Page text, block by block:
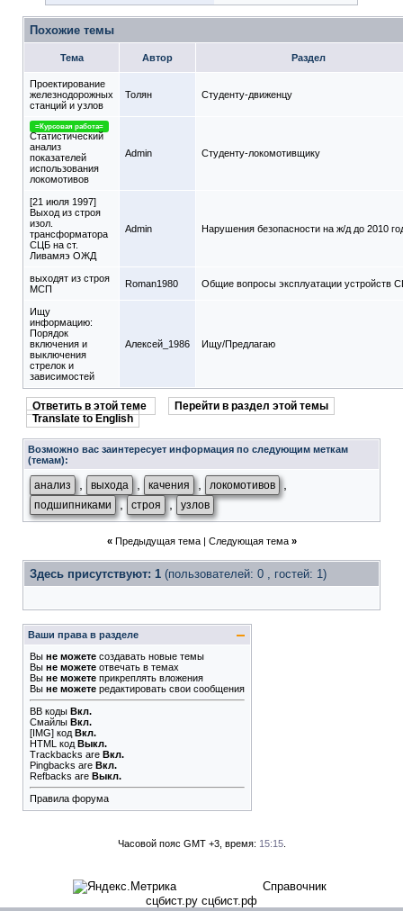
Похожие темы
Тема Автор Раздел
Проектирование
железнодорожных
станций и узлов
Толян Студенту-движeнцу
=Курсовая работа=
Статистический
анализ
показателей
использования
локомотивов
Admin Студенту-локомотивщику
[21 июля 1997]
Выход из строя
изол.
трансформатора
СЦБ на ст.
Ливамяэ ОЖД
Admin Нарушения безопасности на ж/д до 2010
выходят из строя
МСП
Roman1980 Общие вопросы эксплуатации устройств
Ищу
информацию:
Порядок
включения и
выключения
стрелок и
зависимостей
Алексей_1986 Ищу/Предлагаю
Ответить в этой теме
Перейти в раздел этой темы
Translate to English
Возможно вас заинтересует информация по следующим меткам
(темам):
анализ выхода качения локомотивов
подшипниками , строя , узлов
« Предыдущая тема| Следующая тема »
Здесь присутствуют: 1 (пользователей: 0 , гостей: 1)
Ваши права в разделе
Вы не можете создавать новые темы
Вы не можете отвечать в темах
Вы не можете прикреплять вложения
Вы не можете редактировать свои сообщения
BB коды Вкл.
Смайлы Вкл.
[IMG] код Вкл.
HTML код Выкл.
Trackbacks are Вкл.
Pingbacks are Вкл.
Refbacks are Выкл.
Правила форума
Часовой пояс GMT +3, время: 15:15.
Справочник
сцбист.ру сцбист.рф